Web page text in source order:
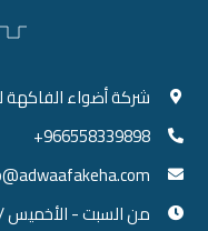
شركة أضواء الفاكهة
966558339898+
من السبت - الأخميس / 7:00 صباحاً - 9:00